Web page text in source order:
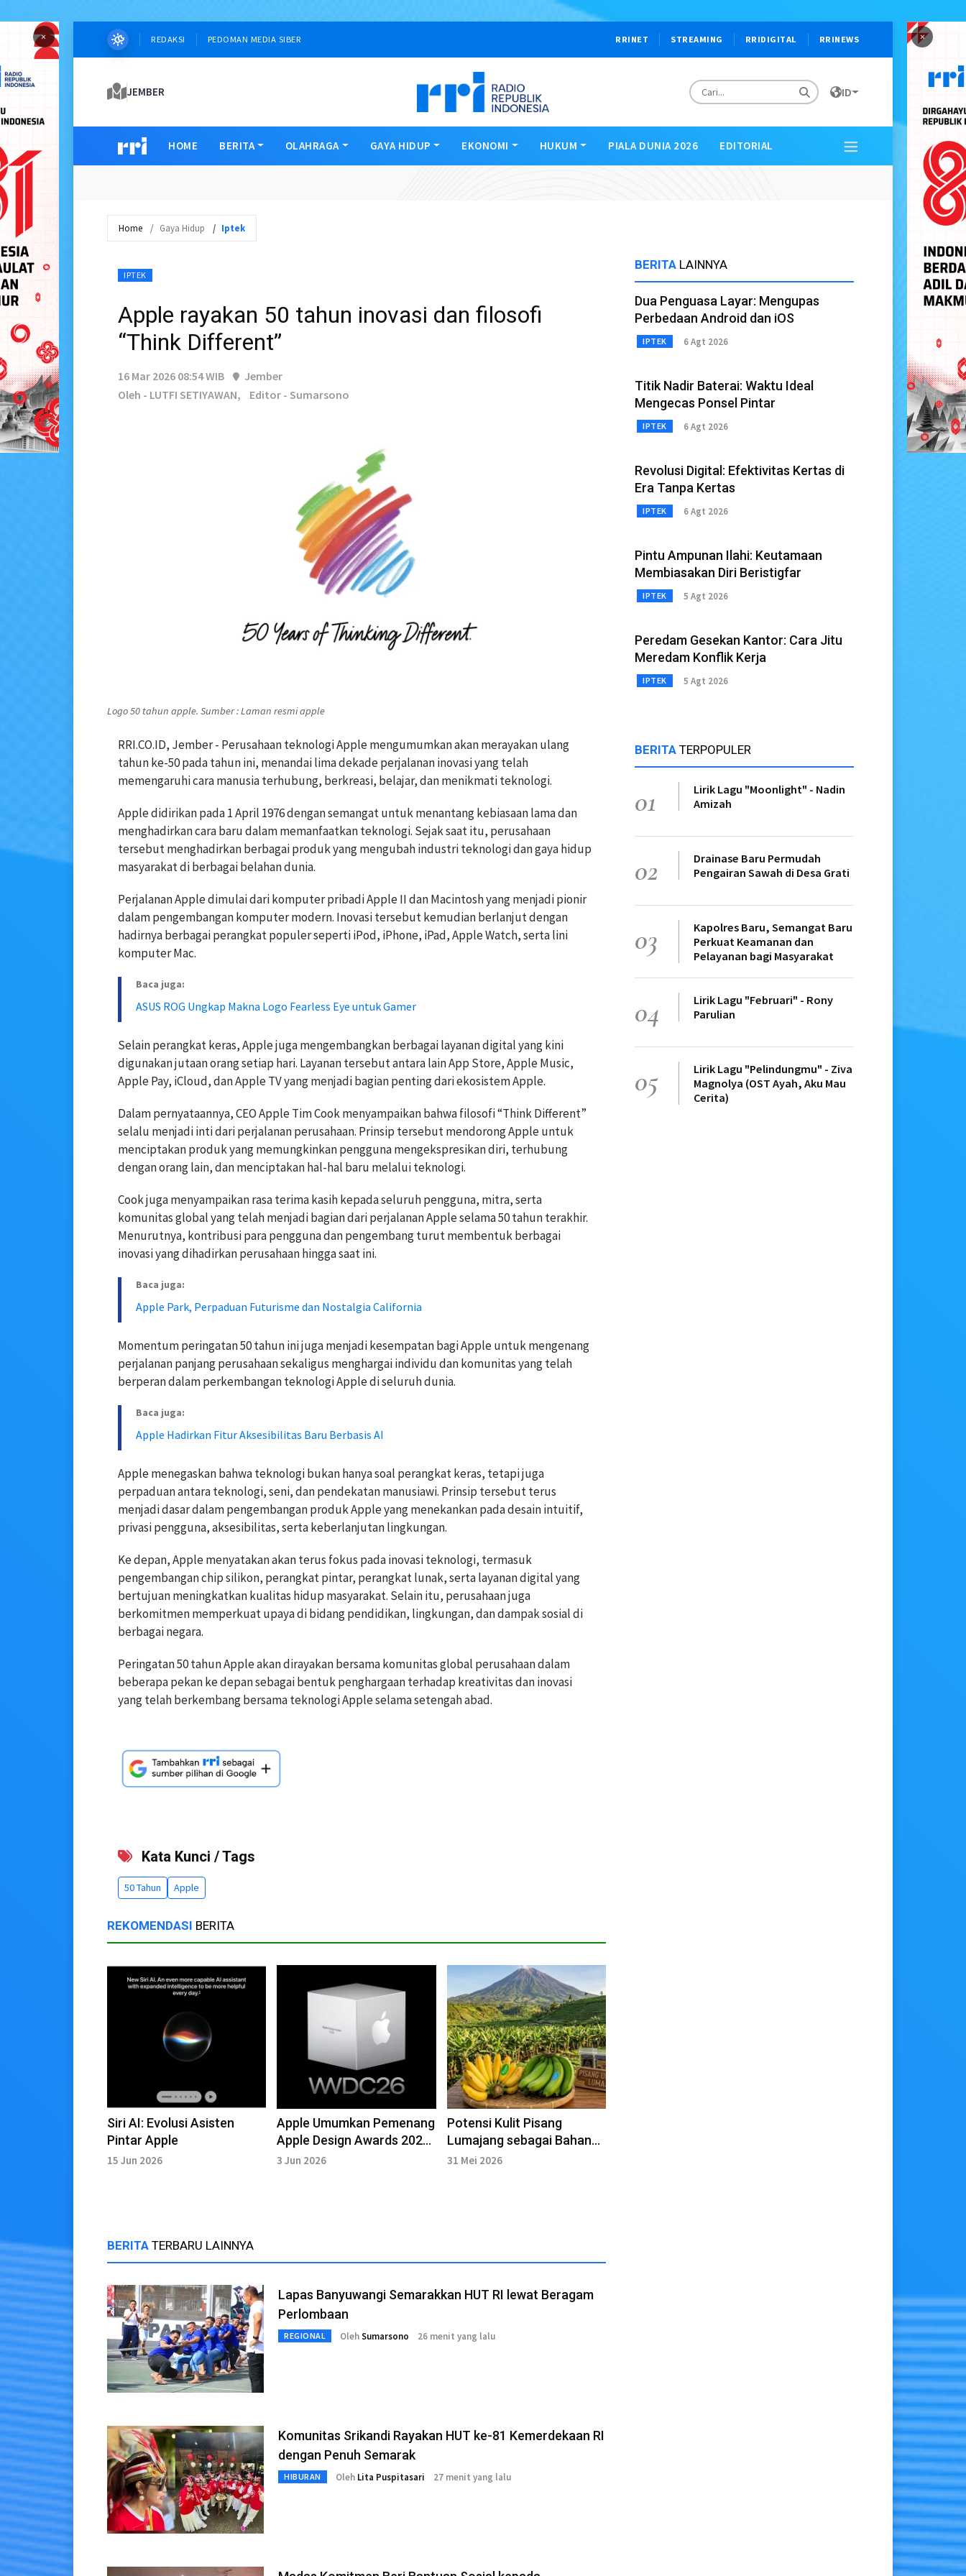
× ×
REDAKSI PEDOMAN MEDIA SIBER RRINET STREAMING RRIDIGITAL RRINEWS
JEMBER ID
HOME BERITA OLAHRAGA GAYA HIDUP EKONOMI HUKUM PIALA DUNIA 2026 EDITORIAL
Home Gaya Hidup Iptek
IPTEK
Apple rayakan 50 tahun inovasi dan filosofi
“Think Different”
16 Mar 2026 08:54 WIB
Jember
Oleh - LUTFI SETIYAWAN,
Editor - Sumarsono
Logo 50 tahun apple. Sumber : Laman resmi apple
RRI.CO.ID, Jember - Perusahaan teknologi Apple mengumumkan akan merayakan ulang
tahun ke-50 pada tahun ini, menandai lima dekade perjalanan inovasi yang telah
memengaruhi cara manusia terhubung, berkreasi, belajar, dan menikmati teknologi.
Apple didirikan pada 1 April 1976 dengan semangat untuk menantang kebiasaan lama dan
menghadirkan cara baru dalam memanfaatkan teknologi. Sejak saat itu, perusahaan
tersebut menghadirkan berbagai produk yang mengubah industri teknologi dan gaya hidup
masyarakat di berbagai belahan dunia.
Perjalanan Apple dimulai dari komputer pribadi Apple II dan Macintosh yang menjadi pionir
dalam pengembangan komputer modern. Inovasi tersebut kemudian berlanjut dengan
hadirnya berbagai perangkat populer seperti iPod, iPhone, iPad, Apple Watch, serta lini
komputer Mac.
Baca juga:
ASUS ROG Ungkap Makna Logo Fearless Eye untuk Gamer
Selain perangkat keras, Apple juga mengembangkan berbagai layanan digital yang kini
digunakan jutaan orang setiap hari. Layanan tersebut antara lain App Store, Apple Music,
Apple Pay, iCloud, dan Apple TV yang menjadi bagian penting dari ekosistem Apple.
Dalam pernyataannya, CEO Apple Tim Cook menyampaikan bahwa filosofi “Think Different”
selalu menjadi inti dari perjalanan perusahaan. Prinsip tersebut mendorong Apple untuk
menciptakan produk yang memungkinkan pengguna mengekspresikan diri, terhubung
dengan orang lain, dan menciptakan hal-hal baru melalui teknologi.
Cook juga menyampaikan rasa terima kasih kepada seluruh pengguna, mitra, serta
komunitas global yang telah menjadi bagian dari perjalanan Apple selama 50 tahun terakhir.
Menurutnya, kontribusi para pengguna dan pengembang turut membentuk berbagai
inovasi yang dihadirkan perusahaan hingga saat ini.
Baca juga:
Apple Park, Perpaduan Futurisme dan Nostalgia California
Momentum peringatan 50 tahun ini juga menjadi kesempatan bagi Apple untuk mengenang
perjalanan panjang perusahaan sekaligus menghargai individu dan komunitas yang telah
berperan dalam perkembangan teknologi Apple di seluruh dunia.
Baca juga:
Apple Hadirkan Fitur Aksesibilitas Baru Berbasis AI
Apple menegaskan bahwa teknologi bukan hanya soal perangkat keras, tetapi juga
perpaduan antara teknologi, seni, dan pendekatan manusiawi. Prinsip tersebut terus
menjadi dasar dalam pengembangan produk Apple yang menekankan pada desain intuitif,
privasi pengguna, aksesibilitas, serta keberlanjutan lingkungan.
Ke depan, Apple menyatakan akan terus fokus pada inovasi teknologi, termasuk
pengembangan chip silikon, perangkat pintar, perangkat lunak, serta layanan digital yang
bertujuan meningkatkan kualitas hidup masyarakat. Selain itu, perusahaan juga
berkomitmen memperkuat upaya di bidang pendidikan, lingkungan, dan dampak sosial di
berbagai negara.
Peringatan 50 tahun Apple akan dirayakan bersama komunitas global perusahaan dalam
beberapa pekan ke depan sebagai bentuk penghargaan terhadap kreativitas dan inovasi
yang telah berkembang bersama teknologi Apple selama setengah abad.
Kata Kunci / Tags
50 Tahun Apple
REKOMENDASI BERITA
Siri AI: Evolusi Asisten
Pintar Apple
15 Jun 2026
Apple Umumkan Pemenang
Apple Design Awards 2026
di WWDC26
3 Jun 2026
Potensi Kulit Pisang
Lumajang sebagai Bahan
Baku Obat
31 Mei 2026
BERITA TERBARU LAINNYA
Lapas Banyuwangi Semarakkan HUT RI lewat Beragam
Perlombaan
REGIONAL OlehSumarsono 26 menit yang lalu
Komunitas Srikandi Rayakan HUT ke-81 Kemerdekaan RI
dengan Penuh Semarak
HIBURAN Oleh Lita Puspitasari 27 menit yang lalu
BERITA LAINNYA
Dua Penguasa Layar: Mengupas
Perbedaan Android dan iOS
IPTEK 6 Agt 2026
Titik Nadir Baterai: Waktu Ideal
Mengecas Ponsel Pintar
IPTEK 6 Agt 2026
Revolusi Digital: Efektivitas Kertas di
Era Tanpa Kertas
IPTEK 6 Agt 2026
Pintu Ampunan Ilahi: Keutamaan
Membiasakan Diri Beristigfar
IPTEK 5 Agt 2026
Peredam Gesekan Kantor: Cara Jitu
Meredam Konflik Kerja
IPTEK 5 Agt 2026
BERITA TERPOPULER
01
Lirik Lagu "Moonlight" - Nadin
Amizah
02
Drainase Baru Permudah
Pengairan Sawah di Desa Grati
03
Kapolres Baru, Semangat Baru
Perkuat Keamanan dan
Pelayanan bagi Masyarakat
04
Lirik Lagu "Februari" - Rony
Parulian
05
Lirik Lagu "Pelindungmu" - Ziva
Magnolya (OST Ayah, Aku Mau
Cerita)